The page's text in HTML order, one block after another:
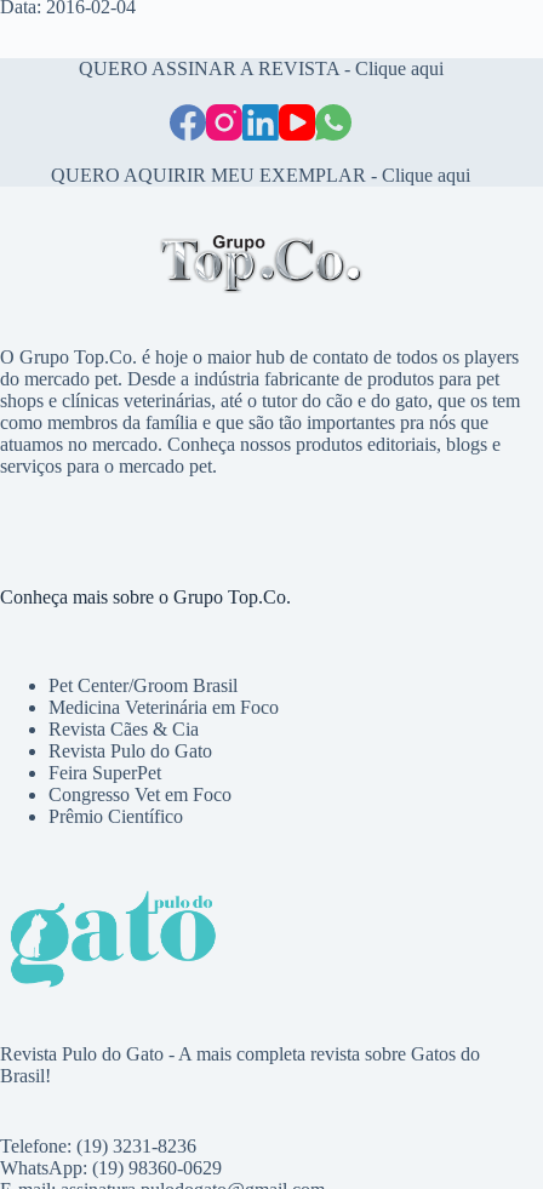
Data: 2016-02-04
QUERO ASSINAR A REVISTA - Clique aqui
QUERO AQUIRIR MEU EXEMPLAR - Clique aqui
O Grupo Top.Co. é hoje o maior hub de contato de todos os players
do mercado pet. Desde a indústria fabricante de produtos para pet
shops e clínicas veterinárias, até o tutor do cão e do gato, que os tem
como membros da família e que são tão importantes pra nós que
atuamos no mercado. Conheça nossos produtos editoriais, blogs e
serviços para o mercado pet.
Conheça mais sobre o Grupo Top.Co.
Pet Center/Groom Brasil
Medicina Veterinária em Foco
Revista Cães & Cia
Revista Pulo do Gato
Feira SuperPet
Congresso Vet em Foco
Prêmio Científico
Revista Pulo do Gato - A mais completa revista sobre Gatos do
Brasil!
Telefone: (19) 3231-8236
WhatsApp: (19) 98360-0629